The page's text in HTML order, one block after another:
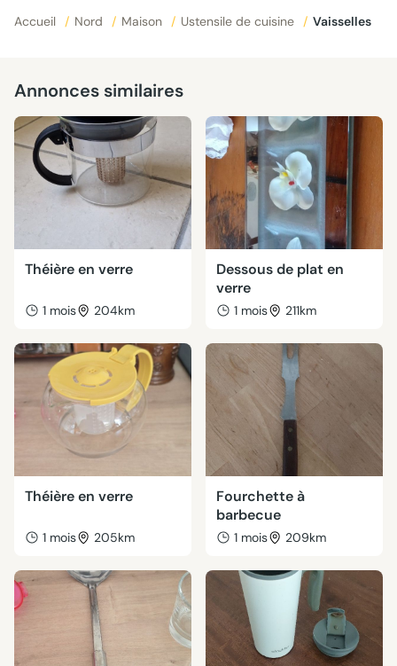
Accueil / Nord / Maison / Ustensile de cuisine / Vaisselles
Annonces similaires
Théière en verre
1 mois 204km
Dessous de plat en
verre
1 mois 211km
Théière en verre
1 mois 205km
Fourchette à
barbecue
1 mois 209km